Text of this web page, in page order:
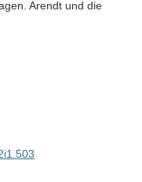
Arendt und die